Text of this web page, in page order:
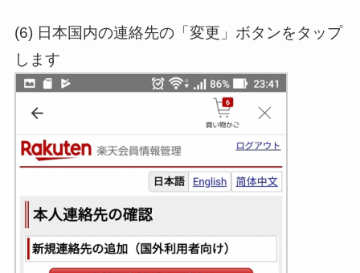
(6) 日本国内の連絡先の「変更」ボタンをタップ
します